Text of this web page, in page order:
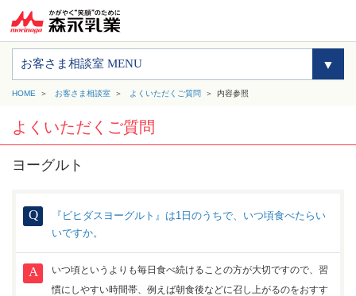
お客さま相談室 MENU
HOME お客さま相談室 よくいただくご質問 内容参照
よくいただくご質問
ヨーグルト
『ビヒダスヨーグルト』は1日のうちで、いつ頃食べたらい
いですか。
いつ頃というよりも毎日食べ続けることの方が大切ですので、習
慣にしやすい時間帯、例えば朝食後などに召し上がるのをおすす